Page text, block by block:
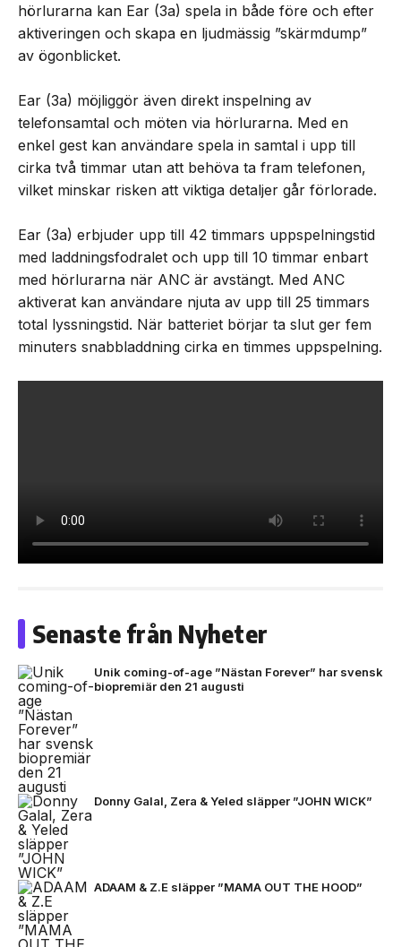
hörlurarna kan Ear (3a) spela in både före och efter
aktiveringen och skapa en ljudmässig ”skärmdump”
av ögonblicket.
Ear (3a) möjliggör även direkt inspelning av
telefonsamtal och möten via hörlurarna. Med en
enkel gest kan användare spela in samtal i upp till
cirka två timmar utan att behöva ta fram telefonen,
vilket minskar risken att viktiga detaljer går förlorade.
Ear (3a) erbjuder upp till 42 timmars uppspelningstid
med laddningsfodralet och upp till 10 timmar enbart
med hörlurarna när ANC är avstängt. Med ANC
aktiverat kan användare njuta av upp till 25 timmars
total lyssningstid. När batteriet börjar ta slut ger fem
minuters snabbladdning cirka en timmes uppspelning.
Senaste från Nyheter
Unik coming-of-age ”Nästan Forever” har svensk
biopremiär den 21 augusti
Donny Galal, Zera & Yeled släpper ”JOHN WICK”
ADAAM & Z.E släpper ”MAMA OUT THE HOOD”